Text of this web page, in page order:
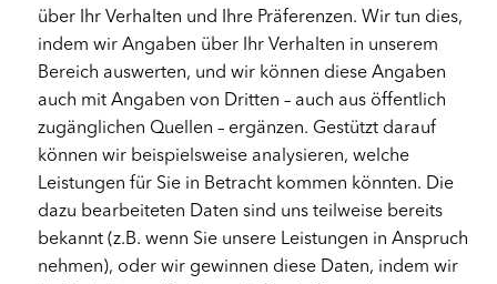
über Ihr Verhalten und Ihre Präferenzen. Wir tun dies,
indem wir Angaben über Ihr Verhalten in unserem
Bereich auswerten, und wir können diese Angaben
auch mit Angaben von Dritten – auch aus öffentlich
zugänglichen Quellen – ergänzen. Gestützt darauf
können wir beispielsweise analysieren, welche
Leistungen für Sie in Betracht kommen könnten. Die
dazu bearbeiteten Daten sind uns teilweise bereits
bekannt (z.B. wenn Sie unsere Leistungen in Anspruch
nehmen), oder wir gewinnen diese Daten, indem wir